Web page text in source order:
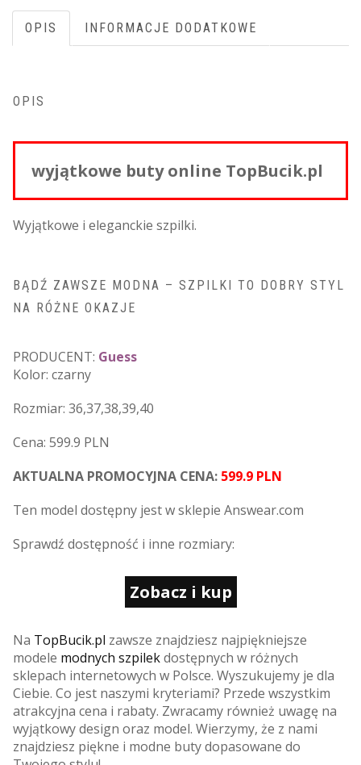
OPIS INFORMACJE DODATKOWE
OPIS
wyjątkowe buty online TopBucik.pl
Wyjątkowe i eleganckie szpilki.
BĄDŹ ZAWSZE MODNA – SZPILKI TO DOBRY STYL
NA RÓŻNE OKAZJE
PRODUCENT: Guess
Kolor: czarny
Rozmiar: 36,37,38,39,40
Cena: 599.9 PLN
AKTUALNA PROMOCYJNA CENA: 599.9 PLN
Ten model dostępny jest w sklepie Answear.com
Sprawdź dostępność i inne rozmiary:
Zobacz i kup
Na TopBucik.pl zawsze znajdziesz najpiękniejsze
modele modnych szpilekdostępnych w różnych
sklepach internetowych w Polsce. Wyszukujemy je dla
Ciebie. Co jest naszymi kryteriami? Przede wszystkim
atrakcyjna cena i rabaty. Zwracamy również uwagę na
wyjątkowy design oraz model. Wierzymy, że z nami
znajdziesz piękne i modne buty dopasowane do